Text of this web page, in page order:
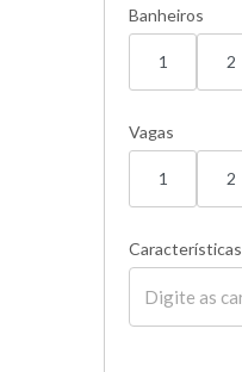
Banheiros
1 2
Vagas
1 2
Características